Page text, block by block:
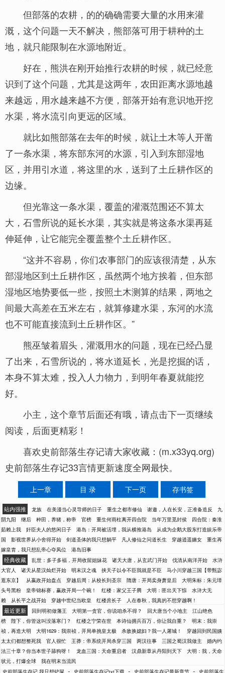
但部落的农耕，的的确确需要大量的水用来灌
溉，这个问题一天不解决，熊部落可用于耕种的土
地，就只能限制在水源地附近。
好在，熊洪在刚开始推行农耕的时候，就已经意
识到了这个问题，尤其是这两年，农田距离水源地越
来越远，用水越来越不方便，部落开始有意识地开挖
水渠，将水流引向更远的区域。
就比如熊部落在去年的时候，就让土木等人开凿
了一条水渠，将东部东河的水源，引入到东部湿地
区，并用引水道，将这里的水，送到了土丘耕作区的
边缘。
但光靠这一条水渠，覆盖的灌溉范围还不算太
大，石雪所说的延长水渠，其实就是将这条水渠再延
伸延伸，让它能完全覆盖整个土丘耕作区。
“这并不容易，你们农事部门的应该很清楚，从东
部湿地区到土丘耕作区，虽然两个地方挨着，但东部
湿地区地势要低一些，按照土木测算的结果，两地之
间最大高差在五米左右，就算修建水渠，东河的水流
也不可能直接流到土丘耕作区。”
熊巫皱着眉头，灌溉用水的问题，现在已经凸显
了出来，石雪所说的，将水道延长，光是挖掘的话，
本身不算太难，投入人力物力，到明年春夏就能挖
好。
小主，这个章节后面还有哦，请点击下一页继续
阅读，后面更精彩！
喜欢史前部落生存记请大家收藏：(m.x33yq.org)
史前部落生存记33言情更新速度全网最快。
上一章 目 录 下一页 存书签
站内强推 龙族 在美漫当心灵导师的日子 重生之都市修仙 谢邀，人在长安，正准备造反
九
阴九阳
继后 种田，养猪，称帝 官榜 重生何雨柱离开四合院 当年万里觅封侯
四合院：秦淮
茹赖上我
奸臣夫人的悠闲日子 港岛：开局被活埋，我从横推港岛
从成为企鹅大股东打造娱乐帝
国
影视世界从小舍得开始 剑道圣体的我只想躺平 凡人修仙之问道长生 穿越逍遥嫡女
重生再
嫁皇胄，我只想乱帝心夺凤位
港岛旧事
经典收藏 乱世：多子多福，开局收留姐妹花 诸天大唐，从玄武门开始 伐清从南洋开始
水浒
大官人
诸天从星汉灿烂开始 明末汉之魂 挟天子以令不臣我就是不臣
马小川穿越三国【带甄宓
逛东京】
从嬴政开始盘点 穿越后周：从校长到圣宗 隋唐：开局卖身萧皇后
大明朱标：朱元璋
头号黑粉
皇帝锦标赛，赢政开局一个碗！ 红楼：家父王子腾 大明：匪出天下惊
水浒大无
赖
从长平之战开始 穿越中世纪当欧皇 红楼庶长子 人在春秋，我真的不想穿越啊！
最近更新 回到明初做藩王 大明第一贪官，你说咱杀不得？ 回大唐当个小地主
江山绝色
榜
陛下，你管这叫没落寒门？ 红楼之宁荣在世 本诗仙拥兵百万，你让我自重？
明末：我崇
祯，再造大明
大明1629：我崇祯，开局单挑皇太极 杀敌换媳妇？我一人屠城！
穿越回到民国姨
太太们都想整死我
官人很忙 王莽：帝系统开局杀穿三国 两汉往事 三国之蜀汉我做主
婚内约
法三十章？你当本世子舔狗呀！
龙血三国：天命重启者 汉鼎新章从丹阳到天下
大明：我，天命
状元，打爆全球
我在明末当流民
史前部落生存记 我只想铲屎 - 史前部落生存记txt下载 - 史前部落生存记最新章节 - 史前部落生